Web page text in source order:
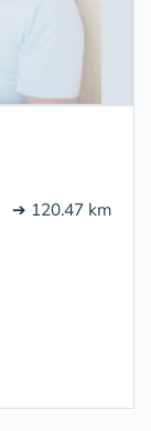
➔ 120.47 km